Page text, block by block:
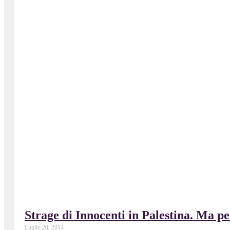
Strage di Innocenti in Palestina. Ma
Luglio 20, 2014